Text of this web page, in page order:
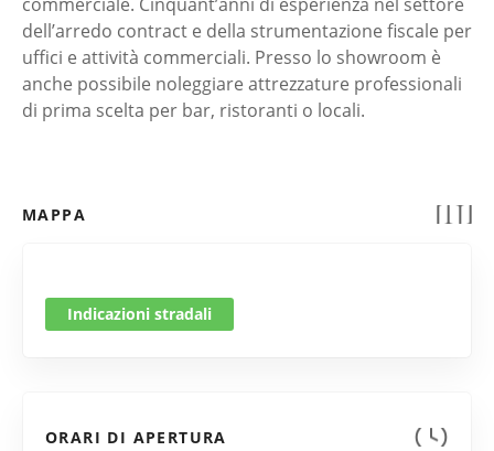
dell’arredo contract e della strumentazione fiscale per
uffici e attività commerciali. Presso lo showroom è
anche possibile noleggiare attrezzature professionali
di prima scelta per bar, ristoranti o locali.
MAPPA
Indicazioni stradali
ORARI DI APERTURA